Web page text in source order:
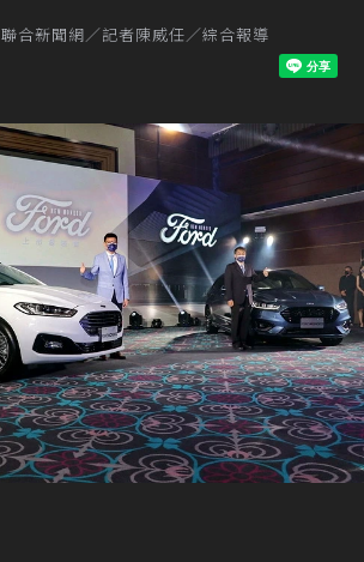
聯合新聞網／記者陳威任／綜合報導